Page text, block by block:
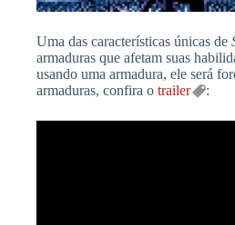
Uma das características únicas de
armaduras que afetam suas
usando uma armadura, ele será
armaduras, confira o trailer :